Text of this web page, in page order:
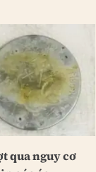
qua nguy cơ